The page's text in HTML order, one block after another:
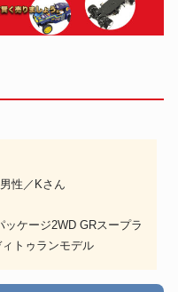
性／Kさん
ケージ2WD GRスープラ
トゥランモデル